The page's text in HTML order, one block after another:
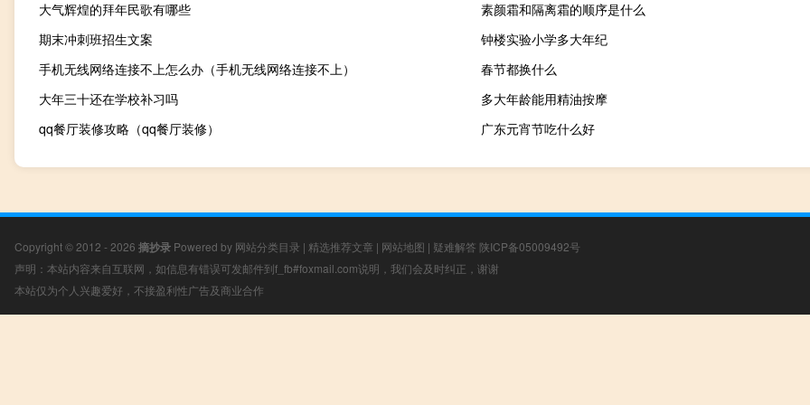
大气辉煌的拜年民歌有哪些
素颜霜和隔离霜的顺序是什么
期末冲刺班招生文案
钟楼实验小学多大年纪
手机无线网络连接不上怎么办（手机无线网络连接不上）
春节都换什么
大年三十还在学校补习吗
多大年龄能用精油按摩
qq餐厅装修攻略（qq餐厅装修）
广东元宵节吃什么好
Copyright © 2012 - 2026 摘抄录 Powered by 网站分类目录 | 精选推荐文章 | 网站地图 | 疑难解答 陕ICP备05009492号
声明：本站内容来自互联网，如信息有错误可发邮件到f_fb#foxmail.com说明，我们会及时纠正，谢谢
本站仅为个人兴趣爱好，不接盈利性广告及商业合作